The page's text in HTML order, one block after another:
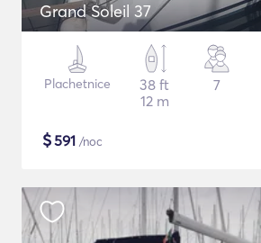
Grand Soleil 37
Plachetnice
38 ft
12 m
7
$591 /noc